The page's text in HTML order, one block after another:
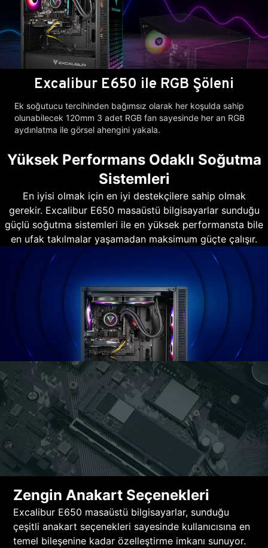
Excalibur E650 ile RGB Şöleni
Ek soğutucu tercihinden bağımsız olarak her koşulda sahip
olunabilecek 120mm 3 adet RGB fan sayesinde her an RGB
aydınlatma ile görsel ahengini yakala.
Yüksek Performans Odaklı Soğutma
Sistemleri
En iyisi olmak için en iyi destekçilere sahip olmak
gerekir. Excalibur E650 masaüstü bilgisayarlar sunduğu
güçlü soğutma sistemleri ile en yüksek performansta bile
en ufak takılmalar yaşamadan maksimum güçte çalışır.
Zengin Anakart Seçenekleri
Excalibur E650 masaüstü bilgisayarlar, sunduğu
çeşitli anakart seçenekleri sayesinde kullanıcısına en
temel bileşenine kadar özelleştirme imkanı sunuyor.